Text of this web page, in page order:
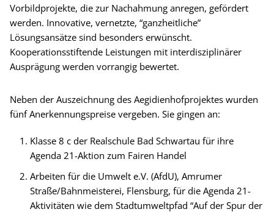
Vorbildprojekte, die zur Nachahmung anregen, gefördert
werden. Innovative, vernetzte, “ganzheitliche”
Lösungsansätze sind besonders erwünscht.
Kooperationsstiftende Leistungen mit interdisziplinärer
Ausprägung werden vorrangig bewertet.
Neben der Auszeichnung des Aegidienhofprojektes wurden
fünf Anerkennungspreise vergeben. Sie gingen an:
Klasse 8 c der Realschule Bad Schwartau für ihre
Agenda 21-Aktion zum Fairen Handel
Arbeiten für die Umwelt e.V. (AfdU), Amrumer
Straße/Bahnmeisterei, Flensburg, für die Agenda 21-
Aktivitäten wie dem Stadtumweltpfad “Auf der Spur der